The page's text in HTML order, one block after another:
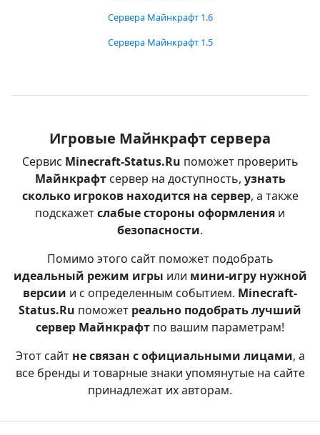
Сервера Майнкрафт 1.6
Сервера Майнкрафт 1.5
Игровые Майнкрафт сервера
Сервис Minecraft-Status.Ru поможет проверить
Майнкрафтсервер на доступность, узнать
сколько игроков находится на сервер, а также
подскажетслабые стороны оформления и
безопасности.
Помимо этого сайт поможет подобрать
идеальный режим игры или мини-игру нужной
версии и с определенным событием. Minecraft-
Status.Ru поможет реально подобрать лучший
сервер Майнкрафт по вашим параметрам!
Этот сайт не связан с официальными лицами, а
все бренды и товарные знаки упомянутые на сайте
принадлежат их авторам.